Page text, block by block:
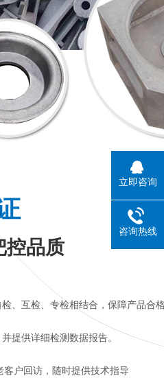
控品质
、互检、专检相结合，保障产品合
提供详细检测数据报告。
户回访，随时提供技术指导
立即咨询
咨询热线